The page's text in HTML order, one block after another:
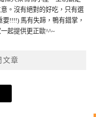
。沒有絕對的好吃，只有選
!!!!) 馬有失蹄，鴨有錯掌，
起提供更正歐^^~
文章